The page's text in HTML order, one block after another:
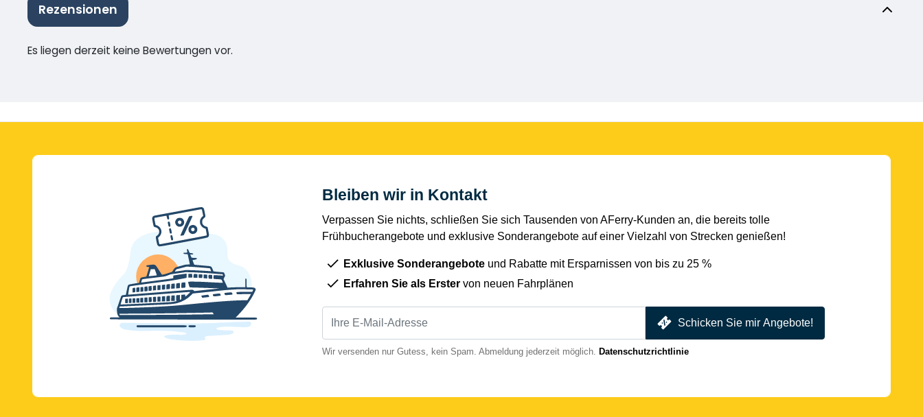
Rezensionen
Es liegen derzeit keine Bewertungen vor.
Bleiben wir in Kontakt
Verpassen Sie nichts, schließen Sie sich Tausenden von AFerry-Kunden an, die bereits tolle
Frühbucherangebote und exklusive Sonderangebote auf einer Vielzahl von Strecken genießen!
Exklusive Sonderangebote und Rabatte mit Ersparnissen von bis zu 25 %
Erfahren Sie als Erster von neuen Fahrplänen
Schicken Sie mir Angebote!
Wir versenden nur Gutess, kein Spam. Abmeldung jederzeit möglich. Datenschutzrichtlinie